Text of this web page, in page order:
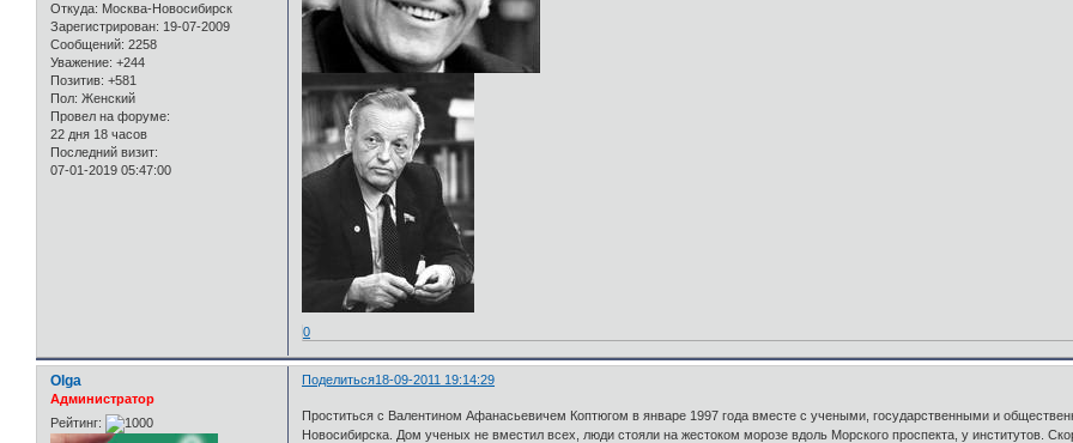
Откуда: Москва-Новосибирск
Зарегистрирован: 19-07-2009
Сообщений: 2258
Уважение: +244
Позитив: +581
Пол: Женский
Провел на форуме:
22 дня 18 часов
Последний визит:
07-01-2019 05:47:00
0
Поделиться18-09-2011 19:14:29
Olga
Администратор
Рейтинг:
Проститься с Валентином Афанасьевичем Коптюгом в январе 1997 года вместе с учеными, государственными и
Новосибирска. Дом ученых не вместил всех, люди стояли на жестоком морозе вдоль Морского проспекта, у институтов.